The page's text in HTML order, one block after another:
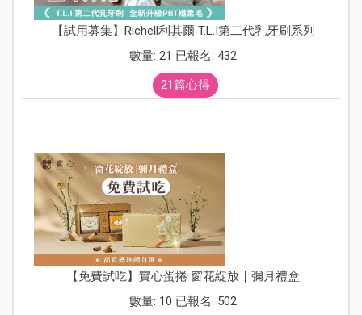
【試用募集】Richell利其爾 T.L.I第二代乳牙刷系列
數量: 21 已報名: 432
21篇心得
【免費試吃】實心蛋捲 窗花綻放｜彌月禮盒
數量: 10 已報名: 502